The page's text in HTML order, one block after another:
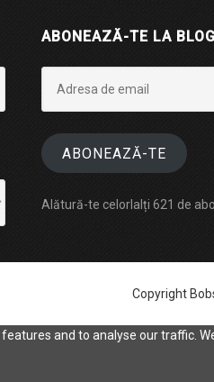
ABONEAZĂ-TE LA
email
ABONEAZĂ-TE
Alătură-te celorlalți 621 de
Copyright
and to analyse our traffic.